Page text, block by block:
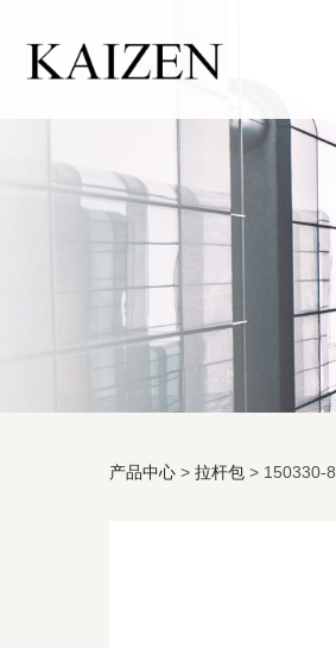
150330-8
产品中心 > 拉杆包 > 150330-8